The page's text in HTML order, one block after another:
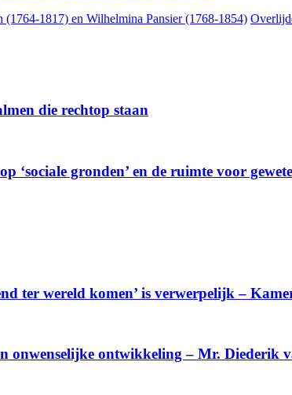
1817) en Wilhelmina Pansier (1768-1854)
die rechtop staan
‘sociale gronden’ en de ruimte voor
ter wereld komen’ is verwerpelijk –
onwenselijke ontwikkeling – Mr. Diederik